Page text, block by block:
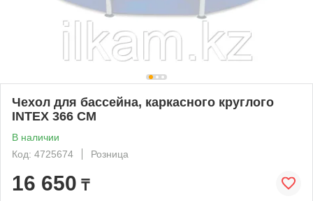
Чехол для бассейна, каркасного круглого
INTEX 366 СМ
В наличии
Код: 4725674
Розница
16 650 ₸